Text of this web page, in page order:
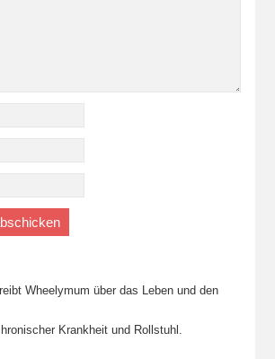
Wheelymum über das Leben und den
Krankheit und Rollstuhl.